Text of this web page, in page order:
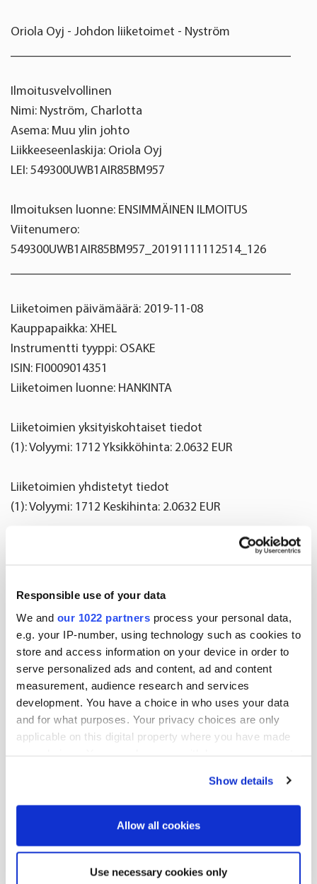
Responsible use of your data
We and our 1022 partners process your personal data,
e.g. your IP-number, using technology such as cookies to
store and access information on your device in order to
serve personalized ads and content, ad and content
measurement, audience research and services
development. You have a choice in who uses your data
and for what purposes. Your privacy choices are only
applicable on this digital property where you have made
If you allow, we would also like to:
Show details
Allow all cookies
Use necessary cookies only
Oriola Oyj - Johdon liiketoimet - Nyström
Ilmoitusvelvollinen
Nimi: Nyström, Charlotta
Asema: Muu ylin johto
Liikkeeseenlaskija: Oriola Oyj
LEI: 549300UWB1AIR85BM957
Ilmoituksen luonne: ENSIMMÄINEN ILMOITUS
Viitenumero:
549300UWB1AIR85BM957_20191111112514_126
Liiketoimen päivämäärä: 2019-11-08
Kauppapaikka: XHEL
Instrumentti tyyppi: OSAKE
ISIN: FI0009014351
Liiketoimen luonne: HANKINTA
Liiketoimien yksityiskohtaiset tiedot
(1): Volyymi: 1712 Yksikköhinta: 2.0632 EUR
Liiketoimien yhdistetyt tiedot
(1): Volyymi: 1712 Keskihinta: 2.0632 EUR
talous- ja rahoitusjohtaja
Lisätietoja:
Petter Sandström
lakiasiainjohtaja
puh. 010 429 5761
sähköposti: petter.sandstrom@oriola.com
rahoitus- ja sijoittajasuhdepäällikkö
sähköposti: katja.graff@oriola.com